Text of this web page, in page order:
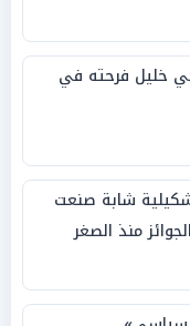
خليل فرحته في
شابة صنعت
منذ الصغر